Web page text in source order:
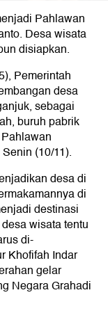
Pahlawan
Desa wisata
disiapkan.
Pemerintah
desa
sebagai
buruh pabrik
(10/11).
desa di
di
destinasi
wisata tentu
di-
Khofifah Indar
gelar
Negara Grahadi